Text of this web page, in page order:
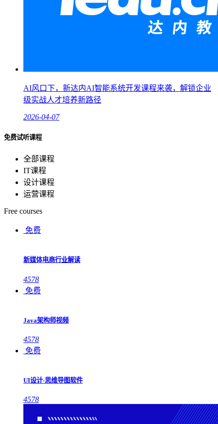
AI风口下，新达内AI智能系统开发课程来袭，解锁企业
级实战人才培养新路径
2026-04-07
免费试听课程
全部课程
IT课程
设计课程
运营课程
Free courses
免费
新媒体电商行业解读
4578
免费
Java架构师视频
4578
免费
UI设计-思维导图软件
4578